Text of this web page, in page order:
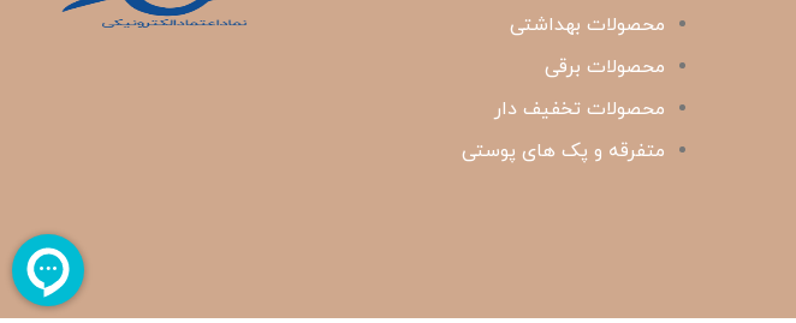
محصولات بهداشتی
محصولات برقی
محصولات تخفیف دار
متفرقه و پک های پوستی